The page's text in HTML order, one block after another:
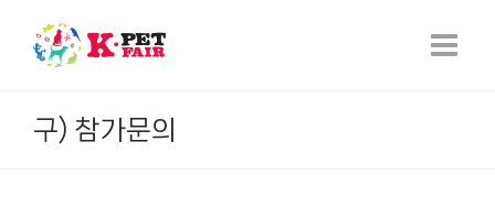
content
구) 참가문의